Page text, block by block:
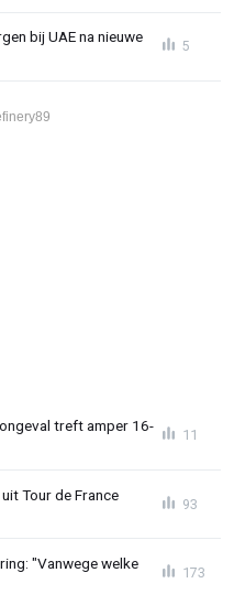
bij UAE na nieuwe
5
treft amper 16-
11
Tour de France
93
"Vanwege welke
173